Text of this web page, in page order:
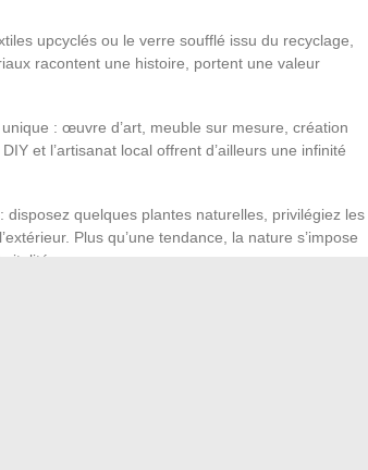
upcyclés ou le verre soufflé issu du recyclage,
racontent une histoire, portent une valeur
: œuvre d’art, meuble sur mesure, création
et l’artisanat local offrent d’ailleurs une infinité
quelques plantes naturelles, privilégiez les
Plus qu’une tendance, la nature s’impose